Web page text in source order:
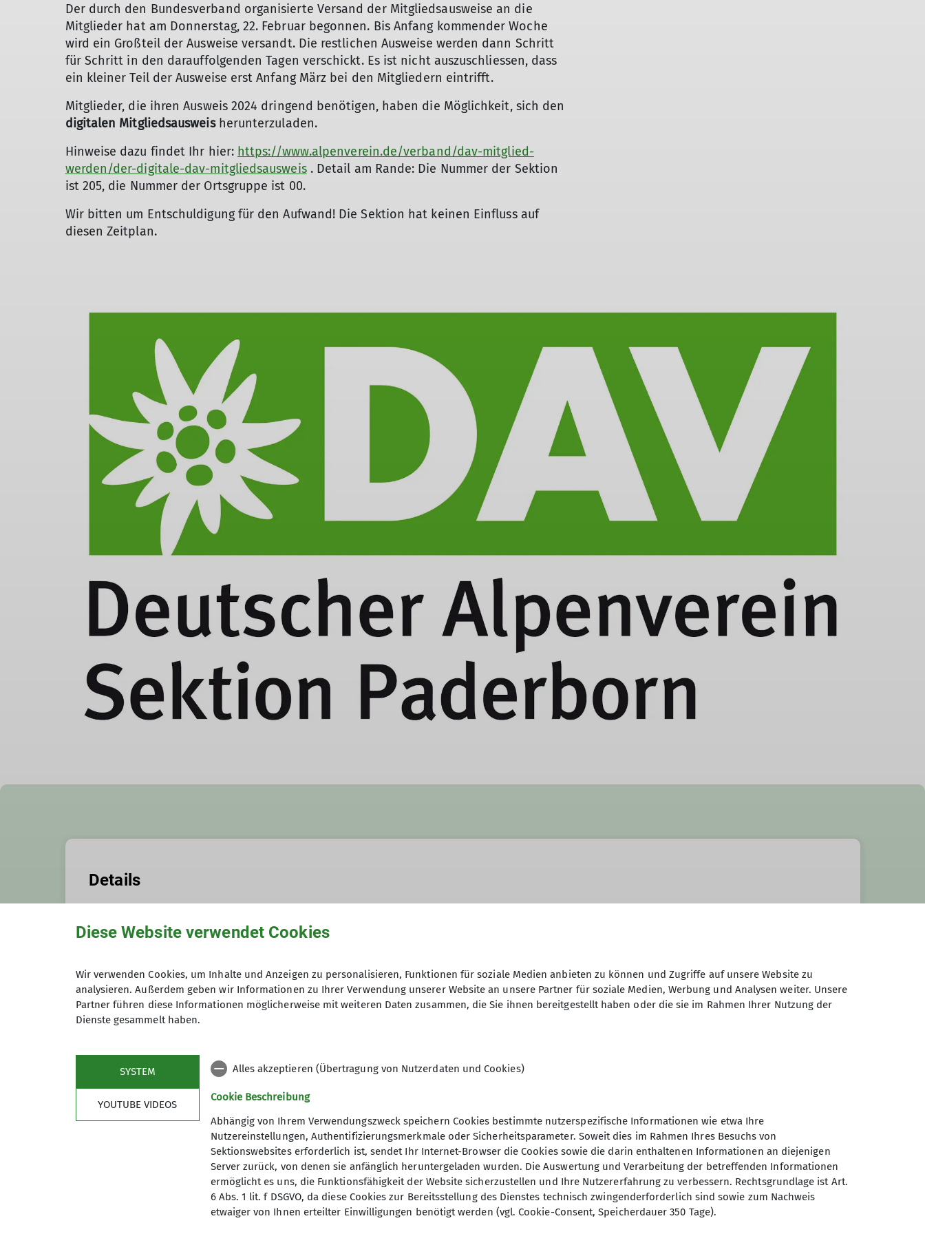
Der durch den Bundesverband organisierte Versand der Mitgliedsausweise an die
Mitglieder hat am Donnerstag, 22. Februar begonnen. Bis Anfang kommender Woche
wird ein Großteil der Ausweise versandt. Die restlichen Ausweise werden dann Schritt
für Schritt in den darauffolgenden Tagen verschickt. Es ist nicht auszuschliessen, dass
ein kleiner Teil der Ausweise erst Anfang März bei den Mitgliedern eintrifft.
Mitglieder, die ihren Ausweis 2024 dringend benötigen, haben die Möglichkeit, sich den
digitalen Mitgliedsausweisherunterzuladen.
Hinweise dazu findet Ihr hier: https://www.alpenverein.de/verband/dav-mitglied-
werden/der-digitale-dav-mitgliedsausweis. Detail am Rande: Die Nummer der Sektion
ist 205, die Nummer der Ortsgruppe ist 00.
Wir bitten um Entschuldigung für den Aufwand! Die Sektion hat keinen Einfluss auf
diesen Zeitplan.
Details
Termindetails
Gruppe
Virtuelle Gruppe für die Zusammenfassung von Events, die auf der Homepage besonders hervorgehoben werden sollen.
Diese Website verwendet Cookies
Wir verwenden Cookies, um Inhalte und Anzeigen zu personalisieren, Funktionen für soziale Medien anbieten zu können und Zugriffe auf unsere Website zu
analysieren. Außerdem geben wir Informationen zu Ihrer Verwendung unserer Website an unsere Partner für soziale Medien, Werbung und Analysen weiter. Unsere
Partner führen diese Informationen möglicherweise mit weiteren Daten zusammen, die Sie ihnen bereitgestellt haben oder die sie im Rahmen Ihrer Nutzung der
Dienste gesammelt haben.
SYSTEM
YOUTUBE VIDEOS
Alles akzeptieren (Übertragung von Nutzerdaten und Cookies)
Cookie Beschreibung
Abhängig von Ihrem Verwendungszweck speichern Cookies bestimmte nutzerspezifische Informationen wie etwa Ihre
Nutzereinstellungen, Authentifizierungsmerkmale oder Sicherheitsparameter. Soweit dies im Rahmen Ihres Besuchs von
Sektionswebsites erforderlich ist, sendet Ihr Internet-Browser die Cookies sowie die darin enthaltenen Informationen an diejenigen
Server zurück, von denen sie anfänglich heruntergeladen wurden. Die Auswertung und Verarbeitung der betreffenden Informationen
ermöglicht es uns, die Funktionsfähigkeit der Website sicherzustellen und Ihre Nutzererfahrung zu verbessern. Rechtsgrundlage ist Art.
6 Abs. 1 lit. f DSGVO, da diese Cookies zur Bereitsstellung des Dienstes technisch zwingenderforderlich sind sowie zum Nachweis
etwaiger von Ihnen erteilter Einwilligungen benötigt werden (vgl. Cookie-Consent, Speicherdauer 350 Tage).